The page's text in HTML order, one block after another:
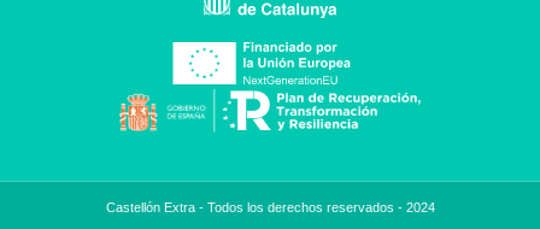
Castellón Extra - Todos los derechos reservados - 2024